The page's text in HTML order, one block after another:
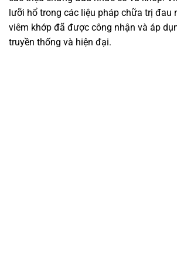
lưỡi hổ trong các liệu pháp chữa trị đau
viêm khớp đã được công nhận và áp
truyền thống và hiện đại.